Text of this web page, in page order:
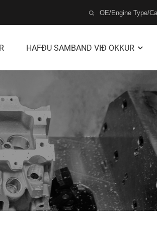
HAFÐU SAMBAND VIÐ OKKUR